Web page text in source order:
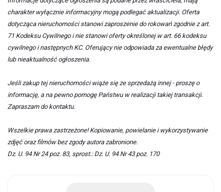
charakter wyłącznie informacyjny mogą podlegać aktualizacji. Oferta
dotycząca nieruchomości stanowi zaproszenie do rokowań zgodnie z art.
71 Kodeksu Cywilnego i nie stanowi oferty określonej w art. 66 kodeksu
cywilnego i następnych KC. Oferujący nie odpowiada za ewentualne błędy
lub nieaktualność ogłoszenia.
Jeśli zakup tej nieruchomości wiąże się ze sprzedażą innej - proszę o
informację, a na pewno pomogę Państwu w realizacji takiej transakcji.
Zapraszam do kontaktu.
Wszelkie prawa zastrzeżone! Kopiowanie, powielanie i wykorzystywanie
zdjęć oraz filmów bez zgody autora zabronione.
Dz. U. 94 Nr 24 poz. 83, sprost.: Dz. U. 94 Nr 43 poz. 170